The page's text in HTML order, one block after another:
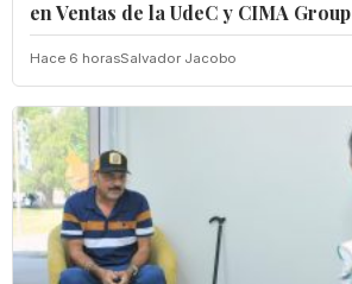
en Ventas de la UdeC y CIMA Group
Hace 6 horasSalvador Jacobo